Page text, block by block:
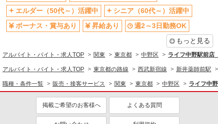
扶養内勤務OK
交通費支給
エルダー（50代～）活躍中
シニア（60代～）活躍中
ボーナス・賞与あり
昇給あり
週2～3日勤務OK
もっと見る
アルバイト・バイト・求人TOP 関東 東京都 中野区 ライフ中野駅前店
アルバイト・バイト・求人TOP 東京都の路線 西武新宿線 新井薬師前駅
職種・条件一覧 販売・接客サービス 関東 東京都 中野区 ライフ中
掲載ご希望のお客様へ よくある質問